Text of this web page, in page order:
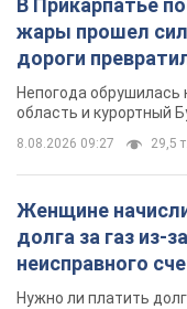
В Прикарпатье
жары прошел
дороги
Непогода
область и курортный
8.08.2026 09:27 29,5 т.
Женщине
долга за газ из-
неисправного
вынес
Нужно ли платить